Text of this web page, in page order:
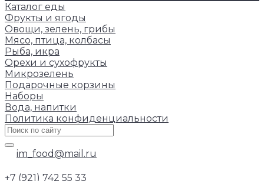
Каталог еды
Фрукты и ягоды
Овощи, зелень, грибы
Мясо, птица, колбасы
Рыба, икра
Орехи и сухофрукты
Микрозелень
Подарочные корзины
Наборы
Вода, напитки
Политика конфиденциальности
im_food@mail.ru
+7 (921) 742 55 33